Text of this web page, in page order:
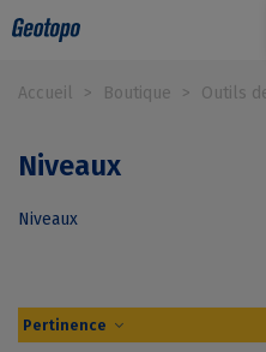
Accueil > Boutique > Outils
Niveaux
Niveaux
Pertinence